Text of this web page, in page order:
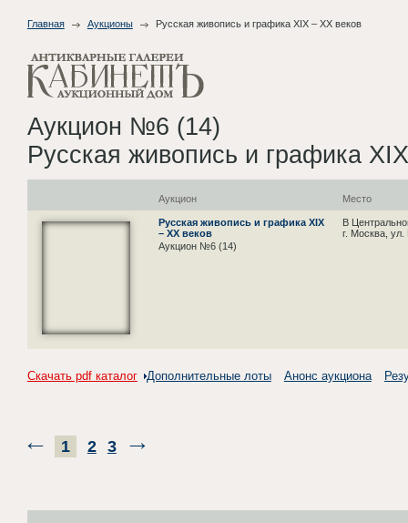
Главная Аукционы Русская живопись и графика XIX – XX веков
Аукцион №6 (14)
Русская живопись и графика
Аукцион Место
Русская живопись и графика XIX
– XX веков
Аукцион №6 (14)
В
г. Москва,
Скачать pdf каталог Дополнительные лоты Анонс аукциона
1 2 3